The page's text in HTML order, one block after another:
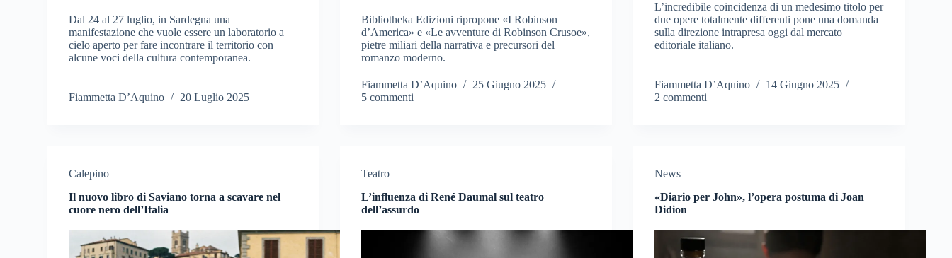
Dal 24 al 27 luglio, in Sardegna una
manifestazione che vuole essere un laboratorio a
cielo aperto per fare incontrare il territorio con
alcune voci della cultura contemporanea.
Fiammetta D’Aquino 20 Luglio 2025
Bibliotheka Edizioni ripropone «I Robinson
d’America» e «Le avventure di Robinson Crusoe»,
pietre miliari della narrativa e precursori del
romanzo moderno.
Fiammetta D’Aquino
25 Giugno 2025
5 commenti
L’incredibile coincidenza di un medesimo titolo per
due opere totalmente differenti pone una domanda
sulla direzione intrapresa oggi dal mercato
editoriale italiano.
Fiammetta D’Aquino
14 Giugno 2025
2 commenti
Calepino
Il nuovo libro di Saviano torna a scavare nel
cuore nero dell’Italia
Teatro
L’influenza di René Daumal sul teatro
dell’assurdo
News
«Diario per John», l’opera postuma di Joan
Didion